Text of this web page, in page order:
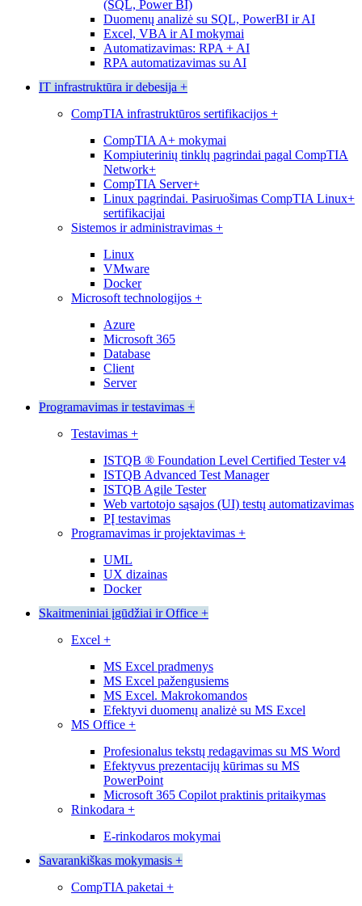
(SQL, Power BI)
Duomenų analizė su SQL, PowerBI ir AI
Excel, VBA ir AI mokymai
Automatizavimas: RPA + AI
RPA automatizavimas su AI
IT infrastruktūra ir debesija +
CompTIA infrastruktūros sertifikacijos +
CompTIA A+ mokymai
Kompiuterinių tinklų pagrindai pagal CompTIA
Network+
CompTIA Server+
Linux pagrindai. Pasiruošimas CompTIA Linux+
sertifikacijai
Sistemos ir administravimas +
Linux
VMware
Docker
Microsoft technologijos +
Azure
Microsoft 365
Database
Client
Server
Programavimas ir testavimas +
Testavimas +
ISTQB ® Foundation Level Certified Tester v4
ISTQB Advanced Test Manager
ISTQB Agile Tester
Web vartotojo sąsajos (UI) testų automatizavimas
PĮ testavimas
Programavimas ir projektavimas +
UML
UX dizainas
Docker
Skaitmeniniai įgūdžiai ir Office +
Excel +
MS Excel pradmenys
MS Excel pažengusiems
MS Excel. Makrokomandos
Efektyvi duomenų analizė su MS Excel
MS Office +
Profesionalus tekstų redagavimas su MS Word
Efektyvus prezentacijų kūrimas su MS
PowerPoint
Microsoft 365 Copilot praktinis pritaikymas
Rinkodara +
E-rinkodaros mokymai
Savarankiškas mokymasis +
CompTIA paketai +